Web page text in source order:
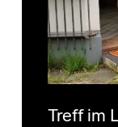
Treff im